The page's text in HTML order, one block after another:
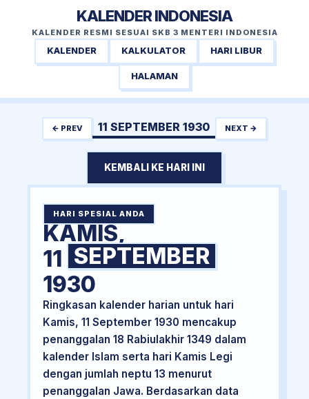
KALENDER INDONESIA
KALENDER RESMI SESUAI SKB 3 MENTERI INDONESIA
KALENDER KALKULATOR HARI LIBUR
HALAMAN
← PREV 11 SEPTEMBER 1930 NEXT →
KEMBALI KE HARI INI
HARI SPESIAL ANDA
KAMIS,
11 SEPTEMBER
1930
Ringkasan kalender harian untuk hari
Kamis, 11 September 1930 mencakup
penanggalan 18 Rabiulakhir 1349 dalam
kalender Islam serta hari Kamis Legi
dengan jumlah neptu 13 menurut
penanggalan Jawa. Berdasarkan data